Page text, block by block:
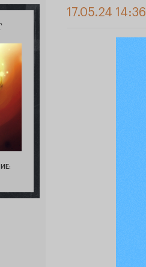
17.05.24